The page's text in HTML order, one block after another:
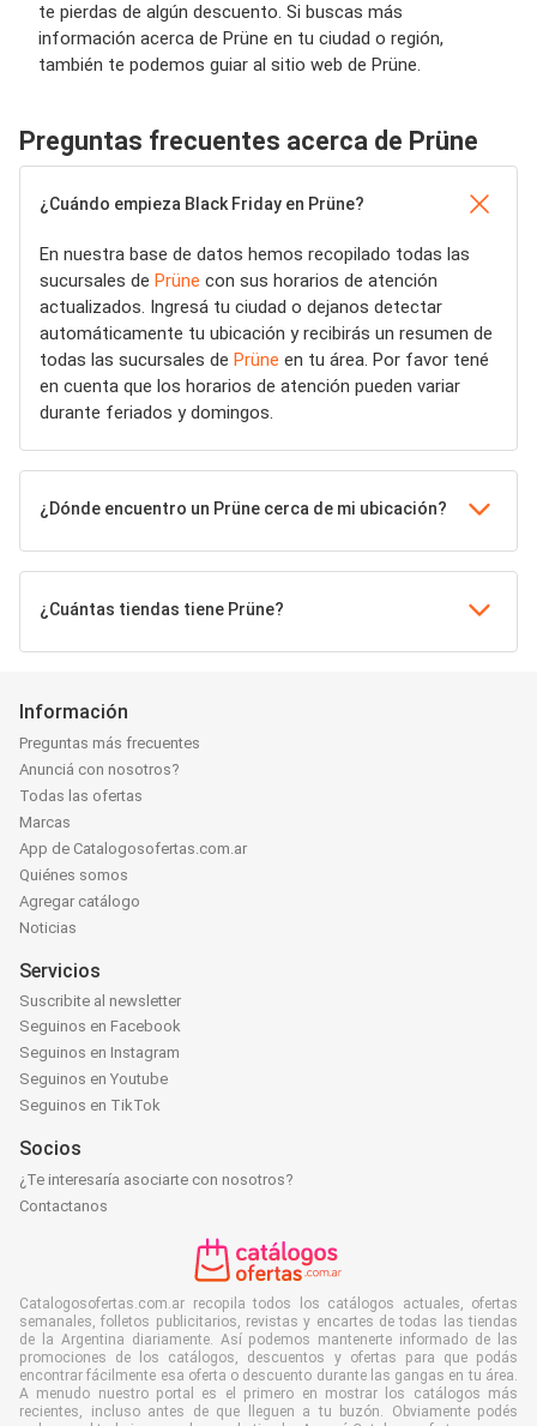
te pierdas de algún descuento. Si buscas más
información acerca de Prüne en tu ciudad o región,
también te podemos guiar al sitio web de Prüne.
Preguntas frecuentes acerca de Prüne
¿Cuándo empieza Black Friday en Prüne?
En nuestra base de datos hemos recopilado todas las
sucursales de Prüne con sus horarios de atención
actualizados. Ingresá tu ciudad o dejanos detectar
automáticamente tu ubicación y recibirás un resumen de
todas las sucursales de Prüne en tu área. Por favor tené
en cuenta que los horarios de atención pueden variar
durante feriados y domingos.
¿Dónde encuentro un Prüne cerca de mi ubicación?
¿Cuántas tiendas tiene Prüne?
Información
Preguntas más frecuentes
Anunciá con nosotros?
Todas las ofertas
Marcas
App de Catalogosofertas.com.ar
Quiénes somos
Agregar catálogo
Noticias
Servicios
Suscribite al newsletter
Seguinos en Facebook
Seguinos en Instagram
Seguinos en Youtube
Seguinos en TikTok
Socios
¿Te interesaría asociarte con nosotros?
Contactanos
Catalogosofertas.com.ar recopila todos los catálogos actuales, ofertas
semanales, folletos publicitarios, revistas y encartes de todas las tiendas
de la Argentina diariamente. Así podemos mantenerte informado de las
promociones de los catálogos, descuentos y ofertas para que podás
encontrar fácilmente esa oferta o descuento durante las gangas en tu área.
A menudo nuestro portal es el primero en mostrar los catálogos más
recientes, incluso antes de que lleguen a tu buzón. Obviamente podés